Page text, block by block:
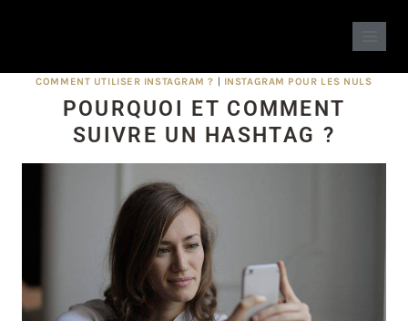
COMMENT UTILISER INSTAGRAM ? | INSTAGRAM POUR LES NULS
POURQUOI ET COMMENT
SUIVRE UN HASHTAG ?